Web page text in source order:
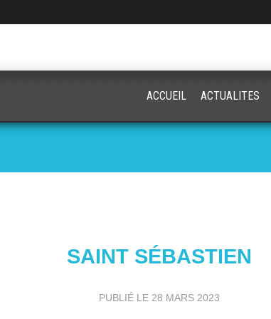
SAINT SÉBASTIEN
PUBLIÉ LE 28 MARS 2023
ACCUEIL ACTUALITES